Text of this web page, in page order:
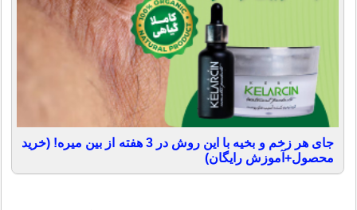
جای هر زخم و بخیه با این روش در 3 هفته از بین میره! (خرید
محصول+آموزش رایگان)